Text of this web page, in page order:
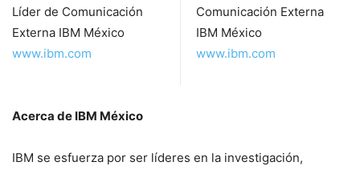
Líder de Comunicación
Externa IBM México
www.ibm.com
Comunicación Externa
IBM México
www.ibm.com
Acerca de IBM México
IBM se esfuerza por ser líderes en la investigación,